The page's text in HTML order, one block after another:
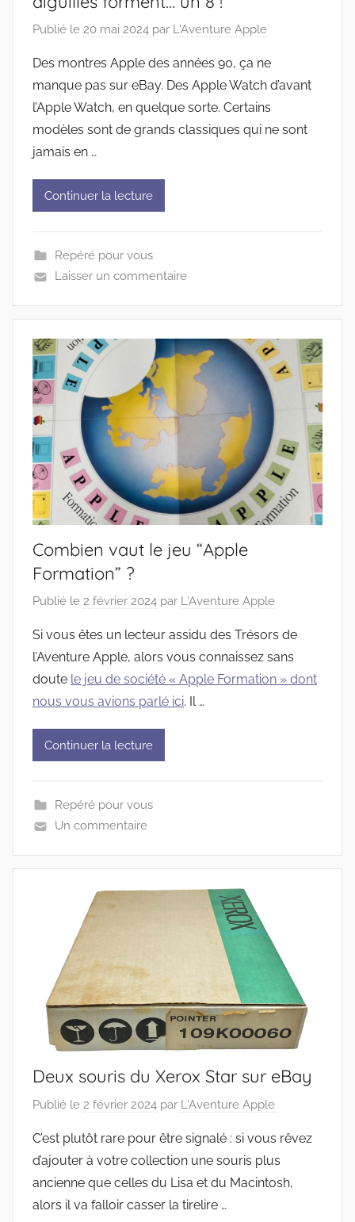
Publié le 20 mai 2024 par L'Aventure Apple
Des montres Apple des années 90, ça ne
manque pas sur eBay. Des Apple Watch d’avant
l’Apple Watch, en quelque sorte. Certains
modèles sont de grands classiques qui ne sont
jamais en …
Continuer la lecture
Repéré pour vous
Laisser un commentaire
Combien vaut le jeu “Apple
Formation” ?
Publié le 2 février 2024 par L'Aventure Apple
Si vous êtes un lecteur assidu des Trésors de
l’Aventure Apple, alors vous connaissez sans
doute le jeu de société « Apple Formation » dont
nous vous avions parlé ici. Il …
Continuer la lecture
Repéré pour vous
Un commentaire
Deux souris du Xerox Star sur eBay
Publié le 2 février 2024 par L'Aventure Apple
C’est plutôt rare pour être signalé : si vous rêvez
d’ajouter à votre collection une souris plus
ancienne que celles du Lisa et du Macintosh,
alors il va falloir casser la tirelire …